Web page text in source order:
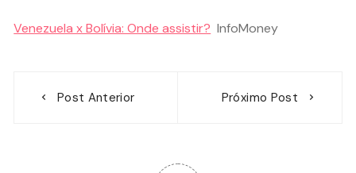
Venezuela x Bolívia: Onde assistir? InfoMoney
Post Anterior Próximo Post